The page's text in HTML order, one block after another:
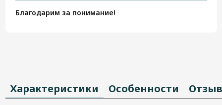
Благодарим за понимание!
Характеристики Особенности